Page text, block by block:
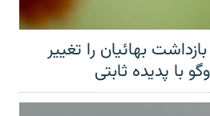
بهائیان را تغییر
با پدیده ثابتی